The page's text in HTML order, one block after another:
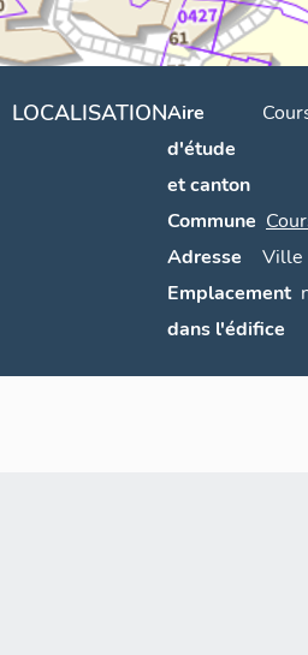
LOCALISATIONAire
d'étude
et canton
Commune
Adresse
Ville
Emplacement
dans l'édifice